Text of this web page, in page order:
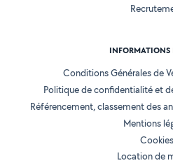
INFORMATIONS
Conditions Générales de
Politique de confidentialité et
Référencement, classement des
Mentions
Cookies
Location de